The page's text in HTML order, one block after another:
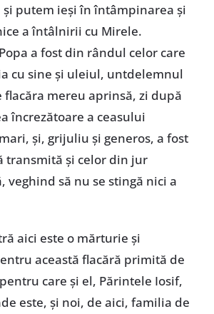
putem ieși în întâmpinarea și
a întâlnirii cu Mirele.
a fost din rândul celor care
cu sine și uleiul, untdelemnul
flacăra mereu aprinsă, zi după
încrezătoare a ceasului
și, grijuliu și generos, a fost
transmită și celor din jur
veghind să nu se stingă nici a
aici este o mărturie și
această flacără primită de
care și el, Părintele Iosif,
este, și noi, de aici, familia de